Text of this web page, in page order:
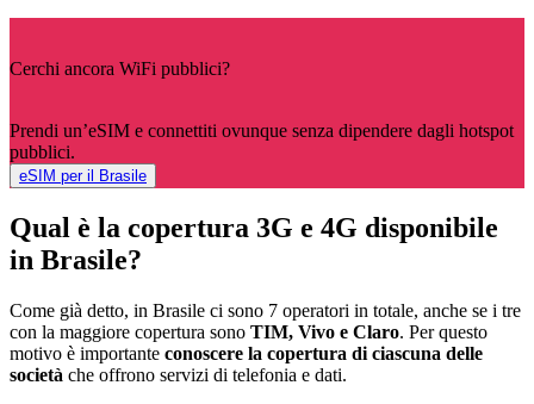
Cerchi ancora WiFi pubblici?
Prendi un’eSIM e connettiti ovunque senza dipendere dagli hotspot
pubblici.
eSIM per il Brasile
Qual è la copertura 3G e 4G disponibile
in Brasile?
Come già detto, in Brasile ci sono 7 operatori in totale, anche se i tre
con la maggiore copertura sono TIM, Vivo e Claro. Per questo
motivo è importante conoscere la copertura di ciascuna delle
società che offrono servizi di telefonia e dati.